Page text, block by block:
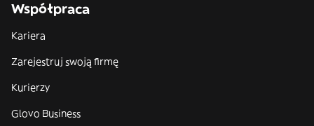
Współpraca
Kariera
Zarejestruj swoją firmę
Kurierzy
Glovo Business